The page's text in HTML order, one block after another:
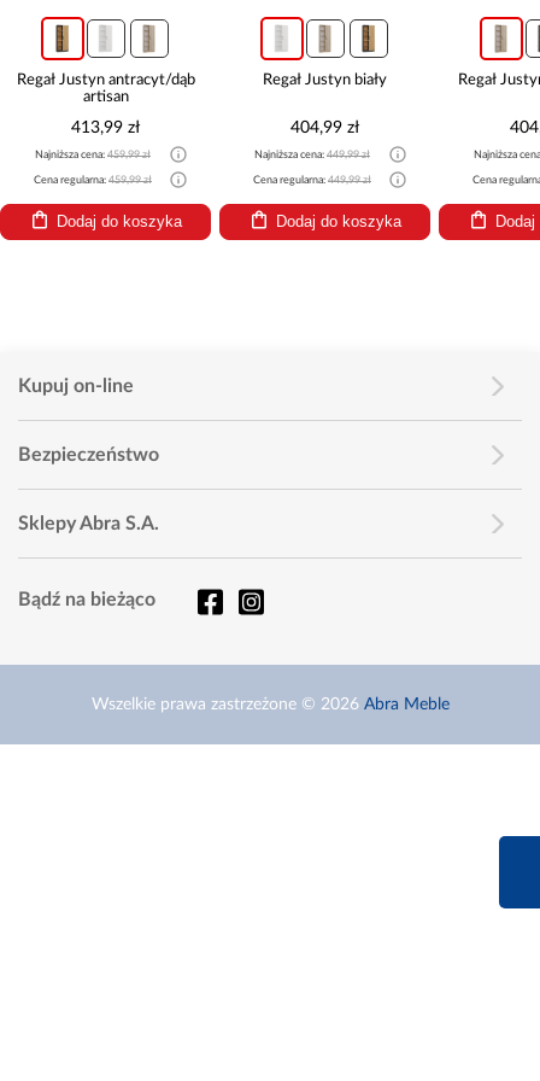
Regał Justyn antracyt/dąb
artisan
413,99 zł
Najniższa cena: 459,99 zł
Cena regularna: 459,99 zł
Dodaj do koszyka
Regał Justyn biały
404,99 zł
Najniższa cena: 449,99 zł
Cena regularna: 449,99 zł
Dodaj do koszyka
Regał
Najniższa
Cena
Kupuj on-line
Bezpieczeństwo
Sklepy Abra S.A.
Bądź na bieżąco
Wszelkie prawa zastrzeżone © 2026 Abra Meble